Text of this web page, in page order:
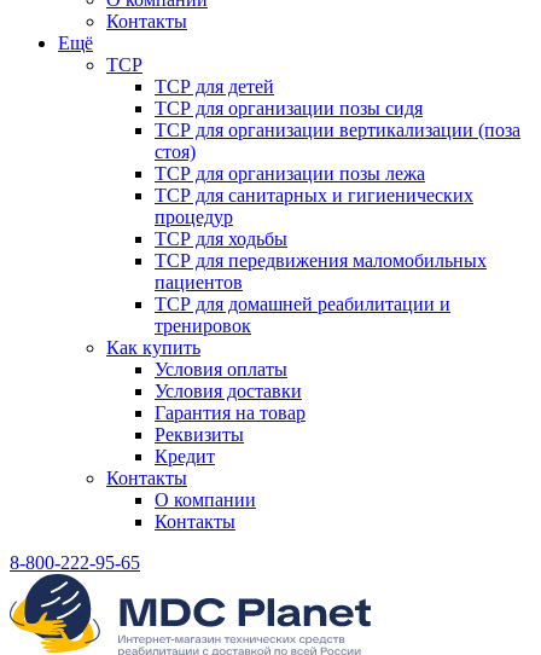
Контакты
Ещё
ТСР
ТСР для детей
ТСР для организации позы сидя
ТСР для организации вертикализации (поза
стоя)
ТСР для организации позы лежа
ТСР для санитарных и гигиенических
процедур
ТСР для ходьбы
ТСР для передвижения маломобильных
пациентов
ТСР для домашней реабилитации и
тренировок
Как купить
Условия оплаты
Условия доставки
Гарантия на товар
Реквизиты
Кредит
Контакты
О компании
Контакты
8-800-222-95-65